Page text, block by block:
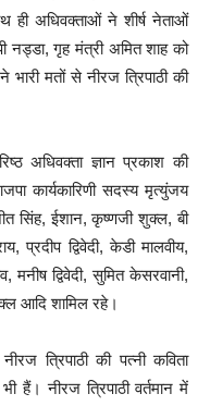
ही अधिवक्ताओं ने शीर्ष नेताओं
नड्डा, गृह मंत्री अमित शाह को
मतों से नीरज त्रिपाठी की
अधिवक्ता ज्ञान प्रकाश की
कार्यकारिणी सदस्य मृत्युंजय
सिंह, ईशान, कृष्णजी शुक्ल, बी
द्विवेदी, केडी मालवीय,
द्विवेदी, सुमित केसरवानी,
आदि शामिल रहे।
त्रिपाठी की पत्नी कविता
हैं। नीरज त्रिपाठी वर्तमान में